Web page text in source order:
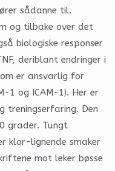
sådanne til.
og tilbake over det
biologiske responser
deriblant endringer i
er ansvarlig for
1 og ICAM-1). Her er
Den
grader. Tungt
klor-lignende smaker
mot leker bøsse